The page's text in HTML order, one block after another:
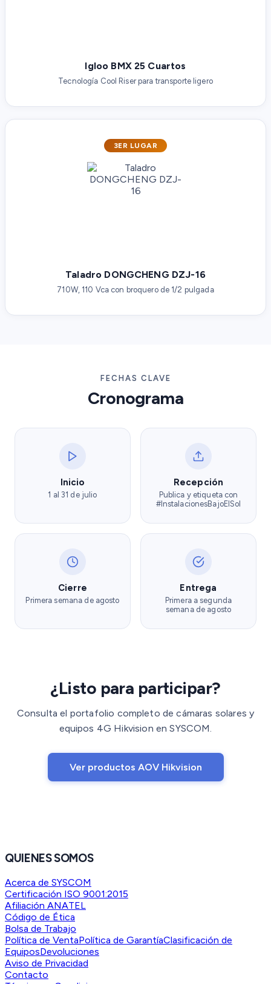
Igloo BMX 25 Cuartos
Tecnología Cool Riser para transporte ligero
3ER LUGAR
Taladro DONGCHENG DZJ-16
710W, 110 Vca con broquero de 1/2 pulgada
FECHAS CLAVE
Cronograma
Inicio
1 al 31 de julio
Recepción
Publica y etiqueta con
#InstalacionesBajoElSol
Cierre
Primera semana de agosto
Entrega
Primera a segunda
semana de agosto
¿Listo para participar?
Consulta el portafolio completo de cámaras solares y
equipos 4G Hikvision en SYSCOM.
Ver productos AOV Hikvision
QUIENES SOMOS
Acerca de SYSCOM
Certificación ISO 9001:2015
Afiliación ANATEL
Código de Ética
Bolsa de Trabajo
Política de VentaPolítica de GarantíaClasificación de
EquiposDevoluciones
Aviso de Privacidad
Contacto